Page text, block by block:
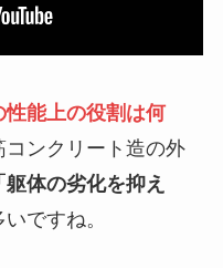
性能上の役割は何
コンクリート造の外
躯体の劣化を抑え
ですね。